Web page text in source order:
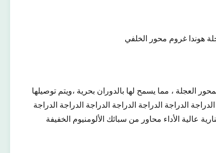
العجلة ، مما يسمح لها بالدوران بحرية ،ويتم توصيلها
الدراجة الدراجة الدراجة الدراجة الدراجة الدراجة
عالية الأداء محاور من سبائك الألومنيوم الخفيفة